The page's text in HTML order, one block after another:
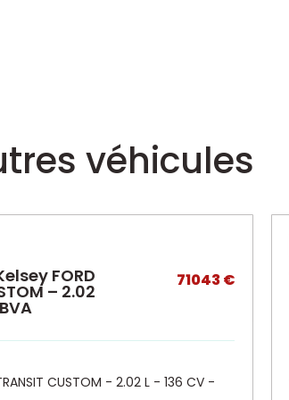
véhicules
FORD
– 2.02
71043 €
CUSTOM - 2.02 L - 136 CV -